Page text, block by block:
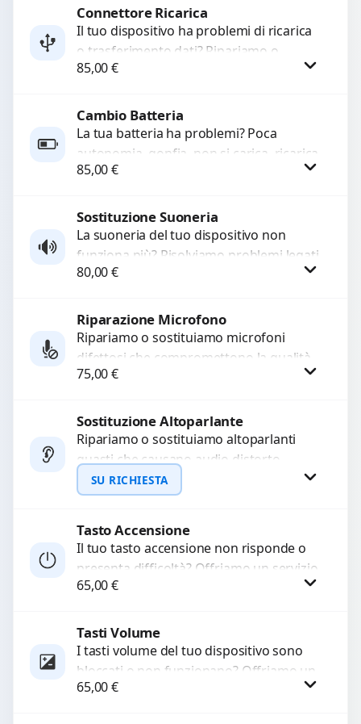
Richiedi Preventivo
WhatsApp
Connettore Ricarica
Il tuo dispositivo ha problemi di ricarica
o trasferimento dati? Ripariamo o
sostituiamo connettori di ricarica guasti,
85,00€
Procedi
Cambio Batteria
La tua batteria ha problemi? Poca
autonomia, gonfia, non si carica, ricarica
lenta o cicli di ricarica esauriti?
85,00€
Procedi
Sostituzione Suoneria
La suoneria del tuo dispositivo non
funziona più? Risolviamo problemi legati
a moduli audio difettosi con interventi
80,00€
Procedi
Riparazione Microfono
Ripariamo o sostituiamo microfoni
difettosi che compromettono la qualità
audio delle registrazioni o delle
di...
75,00€
Procedi
Sostituzione Altoparlante
Ripariamo o sostituiamo altoparlanti
guasti che causano audio distorto,
basso o assente. Utilizziamo ricambi di
alta qualità garantiti per 3...
SU RICHIESTA
Richiedi Preventivo
WhatsApp
Tasto Accensione
Il tuo tasto accensione non risponde o
presenta difficoltà? Offriamo un servizio
professionale di riparazione o
65,00€
Tasti Volume
I tasti volume del tuo dispositivo sono
bloccati o non funzionano? Offriamo un
servizio di riparazione o sostituzione
65,00€